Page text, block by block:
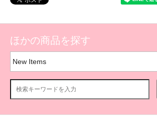
ほかの商品を探す